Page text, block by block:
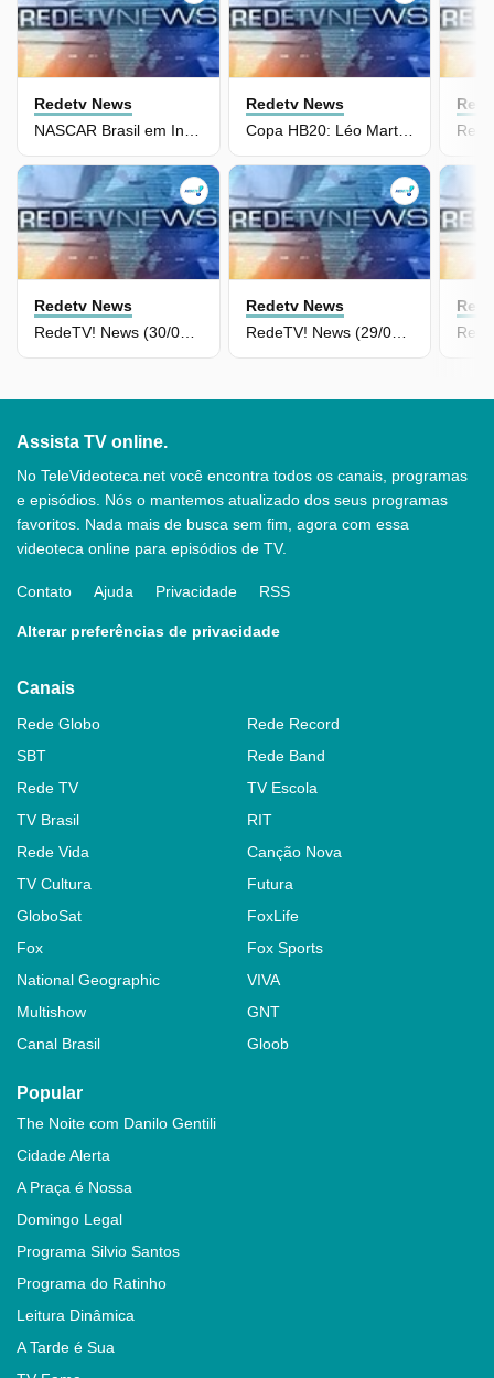
Redetv News
NASCAR Brasil em Interlagos: RedeTV! exibe as corridas da 3ª Etapa
Redetv News
Copa HB20: Léo Martins vence a primeira corrida do fim de semana
Redetv News
Redetv News
RedeTV! News (29/05/26) | Completo
Assista TV online.
No TeleVideoteca.net você encontra todos os canais, programas
e episódios. Nós o mantemos atualizado dos seus programas
favoritos. Nada mais de busca sem fim, agora com essa
videoteca online para episódios de TV.
Contato Ajuda Privacidade RSS
Alterar preferências de privacidade
Canais
Rede Globo
Rede Record
SBT
Rede Band
Rede TV
TV Escola
TV Brasil
RIT
Rede Vida
Canção Nova
TV Cultura
Futura
GloboSat
FoxLife
Fox
Fox Sports
National Geographic
VIVA
Multishow
GNT
Canal Brasil
Gloob
Popular
The Noite com Danilo Gentili
Cidade Alerta
A Praça é Nossa
Domingo Legal
Programa Silvio Santos
Programa do Ratinho
Leitura Dinâmica
A Tarde é Sua